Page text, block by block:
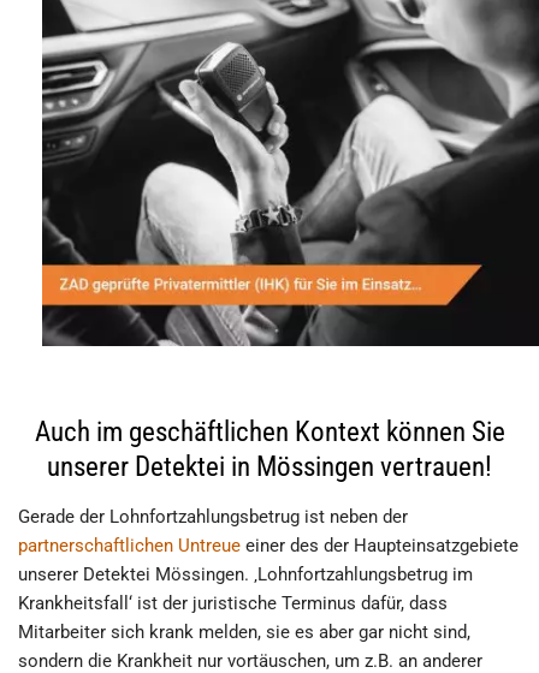
Auch im geschäftlichen Kontext können Sie
unserer Detektei in Mössingen vertrauen!
Gerade der Lohnfortzahlungsbetrug ist neben der
partnerschaftlichen Untreue einer des der Haupteinsatzgebiete
unserer Detektei Mössingen. ‚Lohnfortzahlungsbetrug im
Krankheitsfall‘ ist der juristische Terminus dafür, dass
Mitarbeiter sich krank melden, sie es aber gar nicht sind,
sondern die Krankheit nur vortäuschen, um z.B. an anderer